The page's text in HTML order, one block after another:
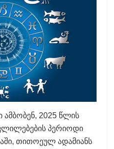
2025 წლის
პერიოდი
თითოეულ ადამიანს